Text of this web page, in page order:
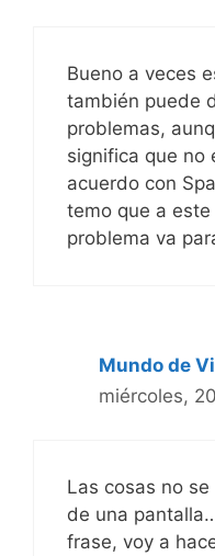
Bueno a veces
también puede
problemas,
significa que no
acuerdo con
temo que a
problema va
Mundo de
miércoles,
Las cosas no
de una
frase, voy a